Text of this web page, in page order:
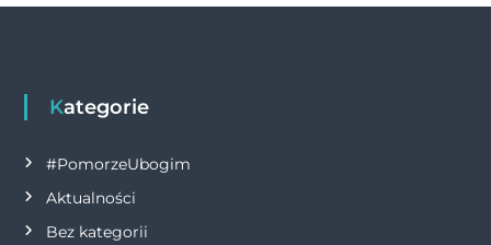
a
c
j
Kategorie
#PomorzeUbogim
Aktualności
Bez kategorii